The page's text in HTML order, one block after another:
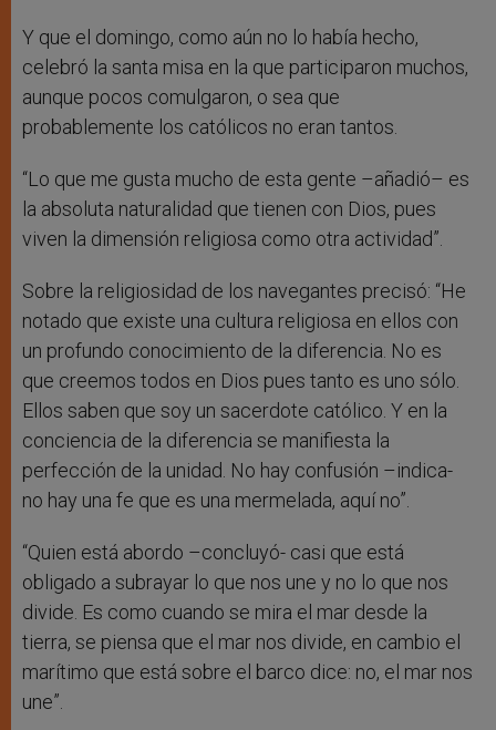
Y que el domingo, como aún no lo había hecho,
celebró la santa misa en la que participaron muchos,
aunque pocos comulgaron, o sea que
probablemente los católicos no eran tantos.
“Lo que me gusta mucho de esta gente –añadió– es
la absoluta naturalidad que tienen con Dios, pues
viven la dimensión religiosa como otra actividad”.
Sobre la religiosidad de los navegantes precisó: “He
notado que existe una cultura religiosa en ellos con
un profundo conocimiento de la diferencia. No es
que creemos todos en Dios pues tanto es uno sólo.
Ellos saben que soy un sacerdote católico. Y en la
conciencia de la diferencia se manifiesta la
perfección de la unidad. No hay confusión –indica-
no hay una fe que es una mermelada, aquí no”.
“Quien está abordo –concluyó- casi que está
obligado a subrayar lo que nos une y no lo que nos
divide. Es como cuando se mira el mar desde la
tierra, se piensa que el mar nos divide, en cambio el
marítimo que está sobre el barco dice: no, el mar nos
une”.